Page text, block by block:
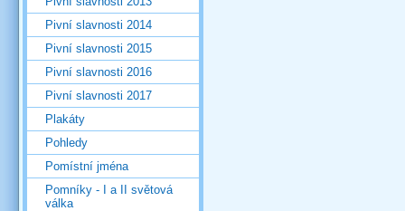
Pivní slavnosti 2014
Pivní slavnosti 2015
Pivní slavnosti 2016
Pivní slavnosti 2017
Plakáty
Pohledy
Pomístní jména
Pomníky - I a II světová
válka